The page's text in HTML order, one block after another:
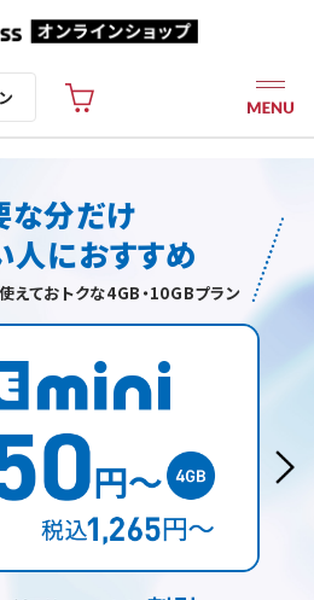
な分だけ
人におすすめ
えておトクな4GB・10GBプラン